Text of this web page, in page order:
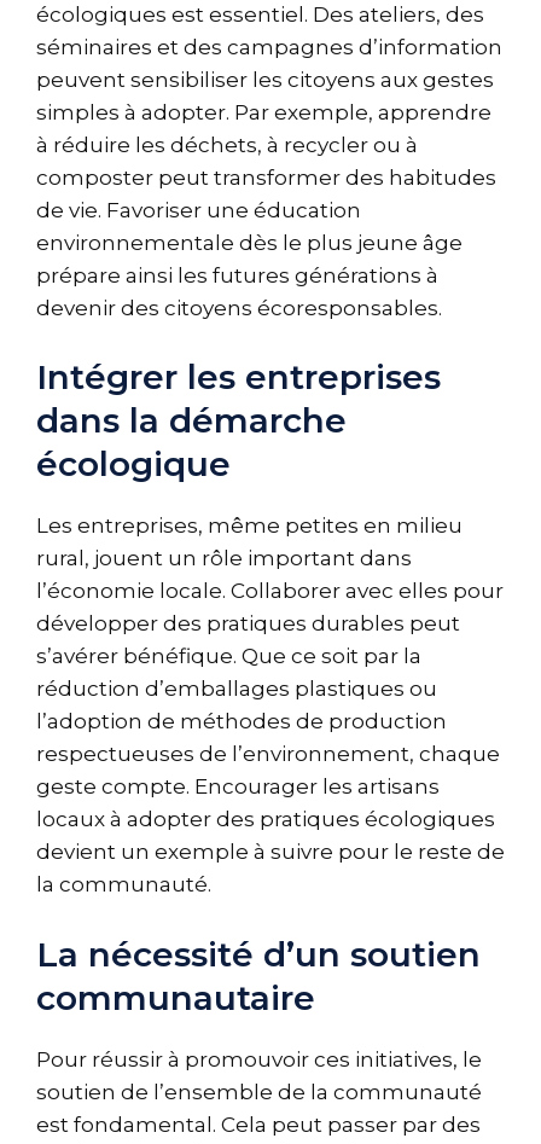
écologiques est essentiel. Des ateliers, des
séminaires et des campagnes d’information
peuvent sensibiliser les citoyens aux gestes
simples à adopter. Par exemple, apprendre
à réduire les déchets, à recycler ou à
composter peut transformer des habitudes
de vie. Favoriser une éducation
environnementale dès le plus jeune âge
prépare ainsi les futures générations à
devenir des citoyens écoresponsables.
Intégrer les entreprises
dans la démarche
écologique
Les entreprises, même petites en milieu
rural, jouent un rôle important dans
l’économie locale. Collaborer avec elles pour
développer des pratiques durables peut
s’avérer bénéfique. Que ce soit par la
réduction d’emballages plastiques ou
l’adoption de méthodes de production
respectueuses de l’environnement, chaque
geste compte. Encourager les artisans
locaux à adopter des pratiques écologiques
devient un exemple à suivre pour le reste de
la communauté.
La nécessité d’un soutien
communautaire
Pour réussir à promouvoir ces initiatives, le
soutien de l’ensemble de la communauté
est fondamental. Cela peut passer par des